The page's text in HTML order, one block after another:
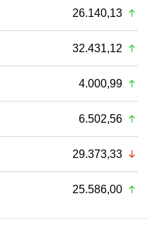
26.140,13
32.431,12
4.000,99
6.502,56
29.373,33
25.586,00